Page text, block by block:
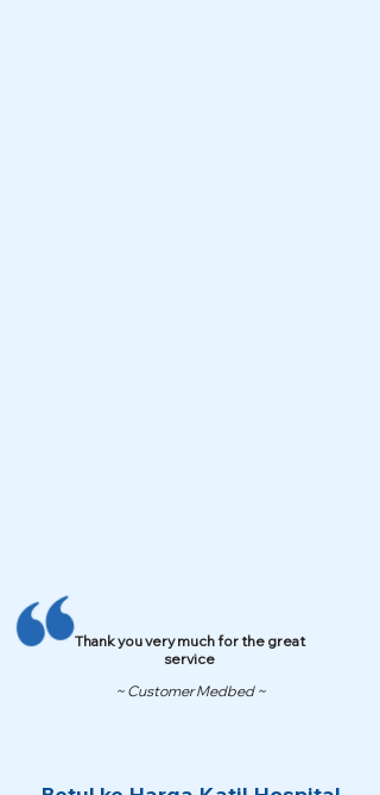
Thank you very much for the great
service
~ Customer Medbed ~